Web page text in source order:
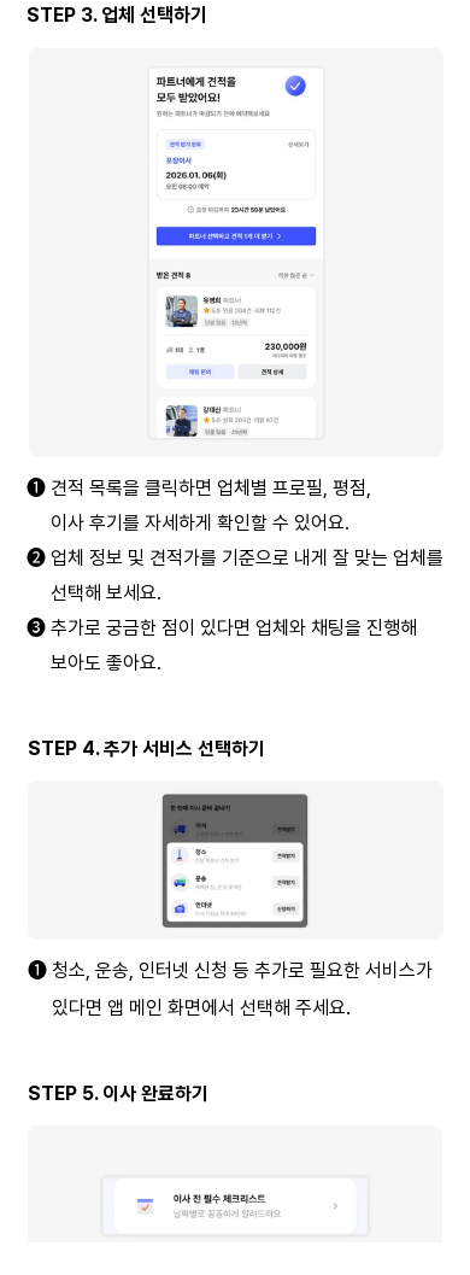
STEP 3. 업체 선택하기
➊ 견적 목록을 클릭하면 업체별 프로필, 평점,
     이사 후기를 자세하게 확인할 수 있어요.
➋ 업체 정보 및 견적가를 기준으로 내게 잘 맞는 업체를
     선택해 보세요.
➌ 추가로 궁금한 점이 있다면 업체와 채팅을 진행해
     보아도 좋아요.
STEP 4. 추가 서비스 선택하기
➊ 청소, 운송, 인터넷 신청 등 추가로 필요한 서비스가
     있다면 앱 메인 화면에서 선택해 주세요.
STEP 5. 이사 완료하기